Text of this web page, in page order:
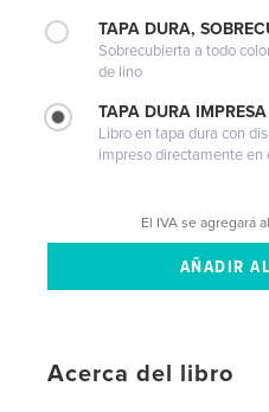
TAPA DURA,
Sobrecubierta a todo
de lino
TAPA DURA IMPRESA
Libro en tapa dura con
impreso directamente en
El IVA se agregará
Acerca del libro